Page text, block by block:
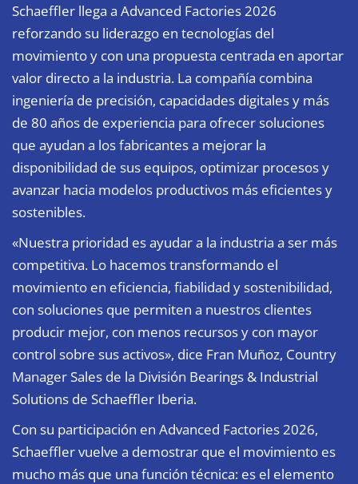
Schaeffler llega a Advanced Factories 2026
reforzando su liderazgo en tecnologías del
movimiento y con una propuesta centrada en aportar
valor directo a la industria. La compañía combina
ingeniería de precisión, capacidades digitales y más
de 80 años de experiencia para ofrecer soluciones
que ayudan a los fabricantes a mejorar la
disponibilidad de sus equipos, optimizar procesos y
avanzar hacia modelos productivos más eficientes y
sostenibles.
«Nuestra prioridad es ayudar a la industria a ser más
competitiva. Lo hacemos transformando el
movimiento en eficiencia, fiabilidad y sostenibilidad,
con soluciones que permiten a nuestros clientes
producir mejor, con menos recursos y con mayor
control sobre sus activos», dice Fran Muñoz, Country
Manager Sales de la División Bearings & Industrial
Solutions de Schaeffler Iberia.
Con su participación en Advanced Factories 2026,
Schaeffler vuelve a demostrar que el movimiento es
mucho más que una función técnica: es el elemento